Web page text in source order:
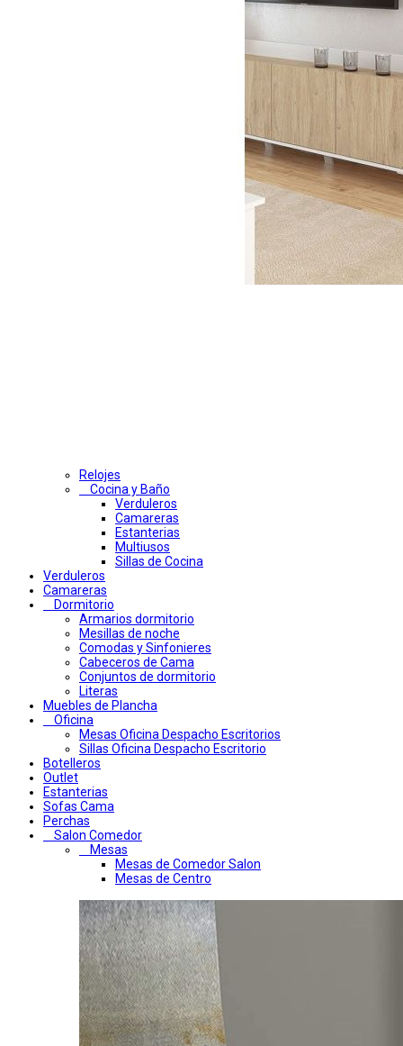
Relojes
Cocina y Baño
Verduleros
Camareras
Estanterias
Multiusos
Sillas de Cocina
Verduleros
Camareras
Dormitorio
Armarios dormitorio
Mesillas de noche
Comodas y Sinfonieres
Cabeceros de Cama
Conjuntos de dormitorio
Literas
Muebles de Plancha
Oficina
Mesas Oficina Despacho Escritorios
Sillas Oficina Despacho Escritorio
Botelleros
Outlet
Estanterias
Sofas Cama
Perchas
Salon Comedor
Mesas
Mesas de Comedor Salon
Mesas de Centro